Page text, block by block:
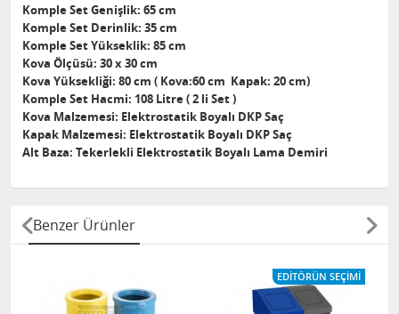
Komple Set Genişlik: 65 cm
Komple Set Derinlik: 35 cm
Komple Set Yükseklik: 85 cm
Kova Ölçüsü: 30 x 30 cm
Kova Yüksekliği: 80 cm ( Kova:60 cm Kapak: 20 cm)
Komple Set Hacmi: 108 Litre ( 2 li Set )
Kova Malzemesi: Elektrostatik Boyalı DKP Saç
Kapak Malzemesi: Elektrostatik Boyalı DKP Saç
Alt Baza: Tekerlekli Elektrostatik Boyalı Lama Demiri
Benzer Ürünler
EDITÖRÜN SEÇIMI